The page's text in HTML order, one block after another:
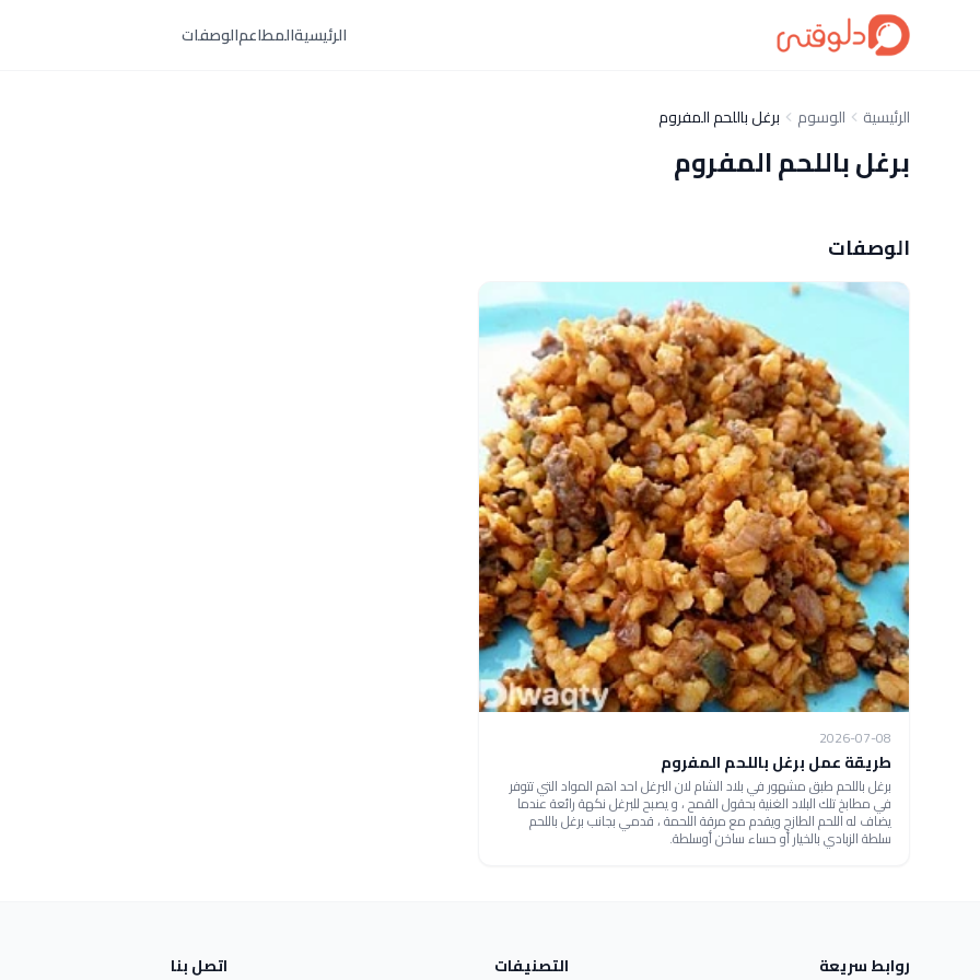
الرئيسيةالمطاعمالوصفات
الرئيسية الوسوم برغل باللحم المفروم
برغل باللحم المفروم
الوصفات
2026-07-08
طريقة عمل برغل باللحم المفروم
برغل باللحم طبق مشهور في بلاد الشام لان البرغل احد اهم المواد التي تتوفر
في مطابخ تلك البلاد الغنية بحقول القمح ، و يصبح للبرغل نكهة رائعة عندما
يضاف له اللحم الطازج ويقدم مع مرقة اللحمة ، قدمي بجانب برغل باللحم
سلطة الزبادي بالخيار أو حساء ساخن أوسلطة.
روابط سريعة التصنيفات اتصل بنا